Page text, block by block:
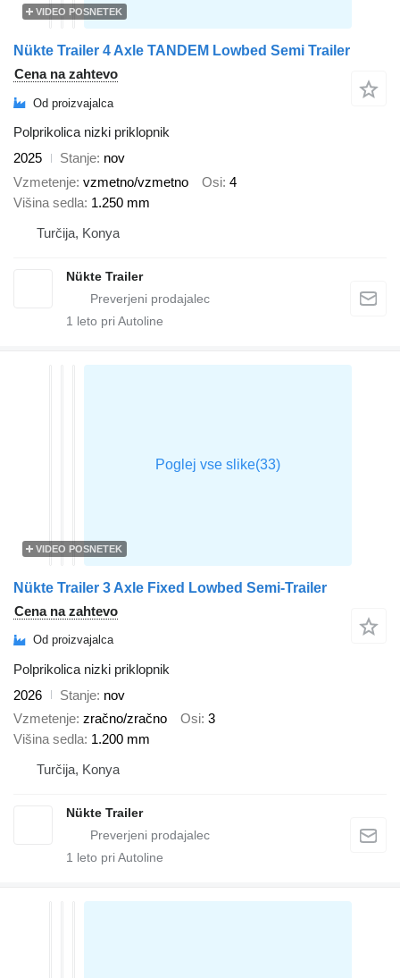
VIDEO POSNETEK
Nükte Trailer 4 Axle TANDEM Lowbed Semi Trailer
Cena na zahtevo
Od proizvajalca
Polprikolica nizki priklopnik
2025
Stanje nov
Vzmetenje vzmetno/vzmetno Osi 4
Višina sedla 1.250 mm
Turčija, Konya
Nükte Trailer
1 leto pri Autoline
VIDEO POSNETEK
Nükte Trailer 3 Axle Fixed Lowbed Semi-Trailer
Cena na zahtevo
Od proizvajalca
Polprikolica nizki priklopnik
2026
Stanje nov
Vzmetenje zračno/zračno Osi 3
Višina sedla 1.200 mm
Turčija, Konya
Nükte Trailer
1 leto pri Autoline